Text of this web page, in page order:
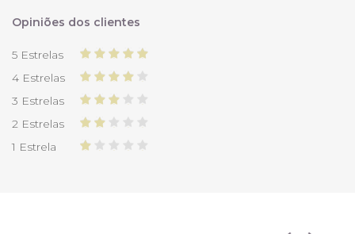
Opiniões dos clientes
5 Estrelas
4 Estrelas
3 Estrelas
2 Estrelas
1 Estrela